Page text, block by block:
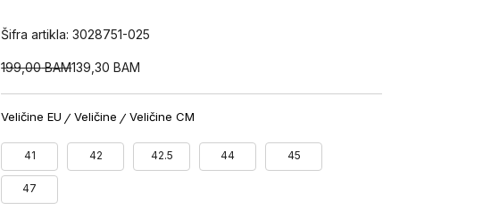
Šifra artikla:3028751-025
199,00 BAM139,30BAM
Veličine EU Veličine Veličine CM
41 42 42.5 44 45
47